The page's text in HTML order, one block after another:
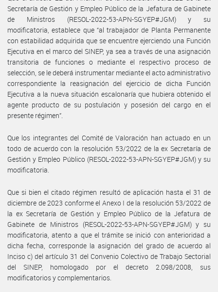
Secretaría de Gestión y Empleo Público de la Jefatura de Gabinete
de Ministros (RESOL-2022-53-APN-SGYEP#JGM) y su
modificatoria, establece que “al trabajador de Planta Permanente
con estabilidad adquirida que se encuentre ejerciendo una Función
Ejecutiva en el marco del SINEP, ya sea a través de una asignación
transitoria de funciones o mediante el respectivo proceso de
selección, se le deberá instrumentar mediante el acto administrativo
correspondiente la reasignación del ejercicio de dicha Función
Ejecutiva a la nueva situación escalonaría que hubiera obtenido el
agente producto de su postulación y posesión del cargo en el
presente régimen”.
Que los integrantes del Comité de Valoración han actuado en un
todo de acuerdo con la resolución 53/2022 de la ex Secretaría de
Gestión y Empleo Público (RESOL-2022-53-APN-SGYEP#JGM) y su
modificatoria.
Que si bien el citado régimen resultó de aplicación hasta el 31 de
diciembre de 2023 conforme el Anexo I de la resolución 53/2022 de
la ex Secretaría de Gestión y Empleo Público de la Jefatura de
Gabinete de Ministros (RESOL-2022-53-APN-SGYEP#JGM) y su
modificatoria, atento a que el trámite se inició con anterioridad a
dicha fecha, corresponde la asignación del grado de acuerdo al
Inciso c) del artículo 31 del Convenio Colectivo de Trabajo Sectorial
del SINEP, homologado por el decreto 2.098/2008, sus
modificatorios y complementarios.